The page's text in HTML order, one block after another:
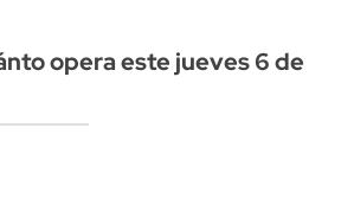
opera este jueves 6 de